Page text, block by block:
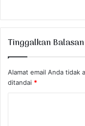
Tinggalkan Balasan
Alamat email Anda tidak
ditandai *